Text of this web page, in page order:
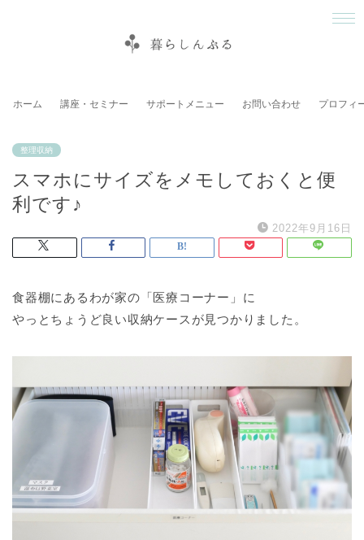
ホーム 講座・セミナー サポートメニュー お問い合わせ プロフィ
整理収納
スマホにサイズをメモしておくと便
利です♪
2022年9月16日
食器棚にあるわが家の「医療コーナー」に
やっとちょうど良い収納ケースが見つかりました。